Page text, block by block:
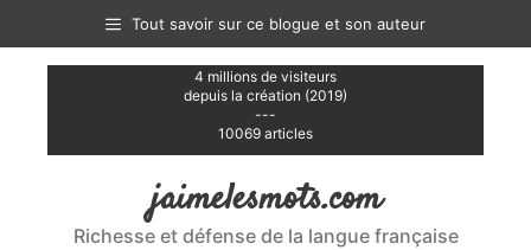
contenu
Tout savoir sur ce blogue et son auteur
4 millions de visiteurs
depuis la création (2019)
---
10069 articles
jaimelesmots.com
Richesse et défense de la langue française